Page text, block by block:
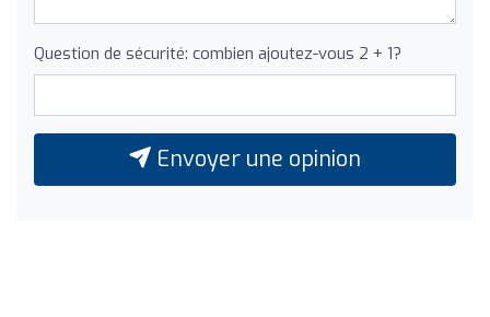
Question de sécurité: combien ajoutez-vous 2 + 1?
Envoyer une opinion